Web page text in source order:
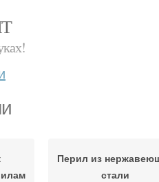
Перил из
стали